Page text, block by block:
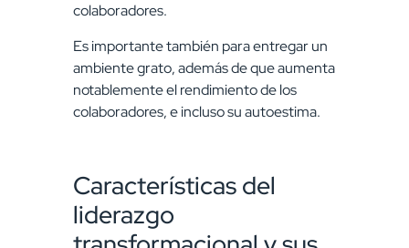
colaboradores.
Es importante también para entregar un
ambiente grato, además de que aumenta
notablemente el rendimiento de los
colaboradores, e incluso su autoestima.
Características del
liderazgo